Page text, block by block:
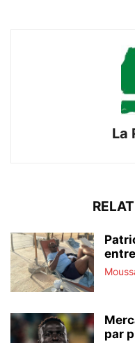
La
par